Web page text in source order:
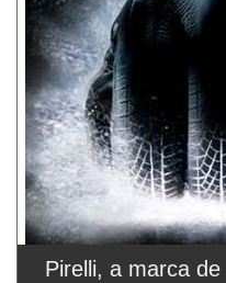
Pirelli, a marca